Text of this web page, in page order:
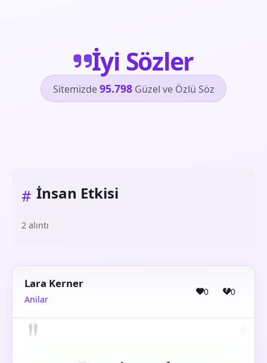
İyi Sözler
Sitemizde95.798Güzel ve Özlü Söz
# İnsan Etkisi
2 alıntı
Lara Kerner
Anilar
0 0